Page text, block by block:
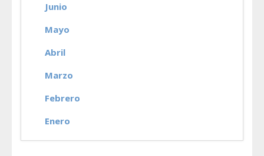
Junio
Mayo
Abril
Marzo
Febrero
Enero